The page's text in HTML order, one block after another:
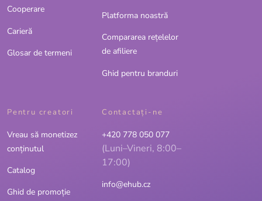
Cooperare
Carieră
Glosar de termeni
Platforma noastră
Compararea rețelelor
de afiliere
Ghid pentru branduri
Pentru creatori
Vreau să monetizez
conținutul
Catalog
Ghid de promoție
Contactaţi-ne
+420 778 050 077
(Luni–Vineri, 8:00–
17:00)
info@ehub.cz